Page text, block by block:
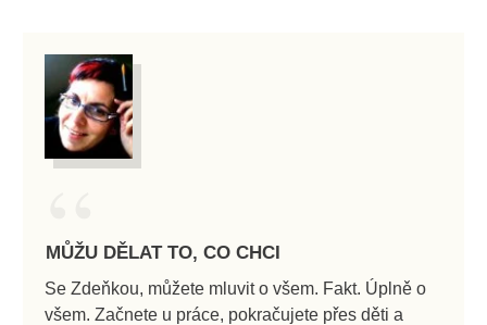
“
MŮŽU DĚLAT TO, CO CHCI
Se Zdeňkou, můžete mluvit o všem. Fakt. Úplně o
všem. Začnete u práce, pokračujete přes děti a